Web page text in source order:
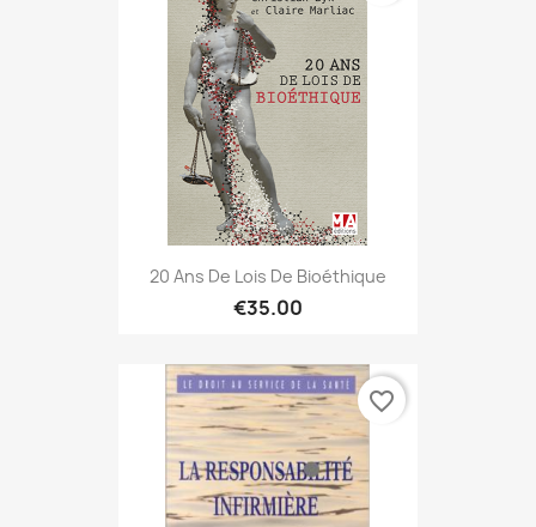
20 Ans De Lois De Bioéthique
€35.00
favorite_border